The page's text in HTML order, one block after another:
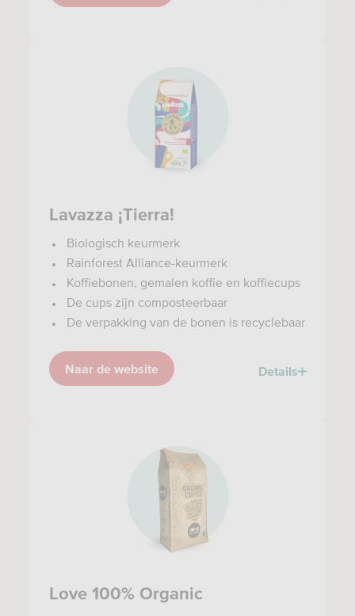
Lavazza ¡Tierra!
Biologisch keurmerk
Rainforest Alliance-keurmerk
Koffiebonen, gemalen koffie en koffiecups
De cups zijn composteerbaar
De verpakking van de bonen is recyclebaar
Naar de website Details
Love 100% Organic